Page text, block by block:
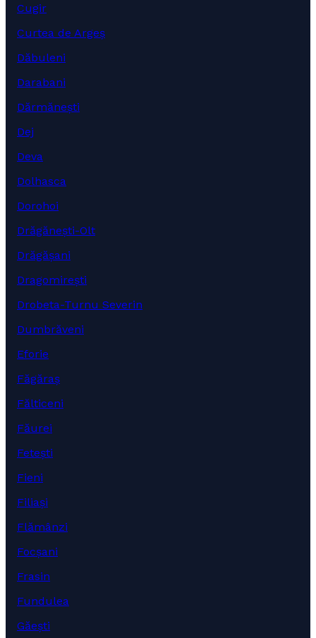
Cugir
Curtea de Argeș
Dăbuleni
Darabani
Dărmănești
Dej
Deva
Dolhasca
Dorohoi
Drăgănești-Olt
Drăgășani
Dragomirești
Drobeta-Turnu Severin
Dumbrăveni
Eforie
Făgăraș
Fălticeni
Făurei
Fetești
Fieni
Filiași
Flămânzi
Focșani
Frasin
Fundulea
Găești